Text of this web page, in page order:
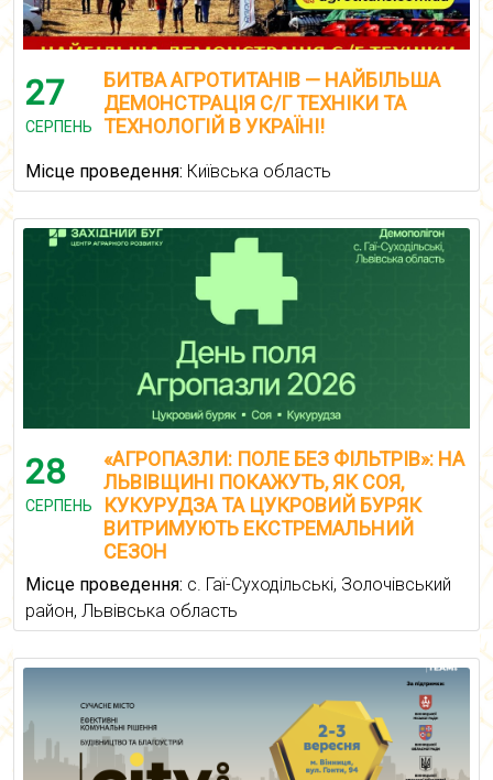
27
СЕРПЕНЬ
БИТВА АГРОТИТАНІВ — НАЙБІЛЬША
ДЕМОНСТРАЦІЯ С/Г ТЕХНІКИ ТА
ТЕХНОЛОГІЙ В УКРАЇНІ!
Місце проведення: Київська область
28
СЕРПЕНЬ
«АГРОПАЗЛИ: ПОЛЕ БЕЗ ФІЛЬТРІВ»: НА
ЛЬВІВЩИНІ ПОКАЖУТЬ, ЯК СОЯ,
КУКУРУДЗА ТА ЦУКРОВИЙ БУРЯК
ВИТРИМУЮТЬ ЕКСТРЕМАЛЬНИЙ
СЕЗОН
Місце проведення: с. Гаї-Суходільські, Золочівський
район, Львівська область